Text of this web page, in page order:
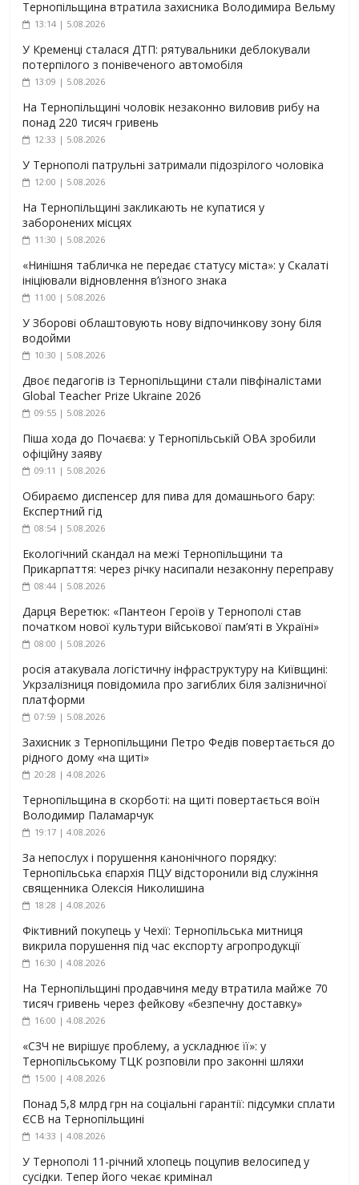
Тернопільщина втратила захисника Володимира Вельму
13:14 | 5.08.2026
У Кременці сталася ДТП: рятувальники деблокували
потерпілого з понівеченого автомобіля
13:09 | 5.08.2026
На Тернопільщині чоловік незаконно виловив рибу на
понад 220 тисяч гривень
12:33 | 5.08.2026
У Тернополі патрульні затримали підозрілого чоловіка
12:00 | 5.08.2026
На Тернопільщині закликають не купатися у
заборонених місцях
11:30 | 5.08.2026
«Нинішня табличка не передає статусу міста»: у Скалаті
ініціювали відновлення в’їзного знака
11:00 | 5.08.2026
У Зборові облаштовують нову відпочинкову зону біля
водойми
10:30 | 5.08.2026
Двоє педагогів із Тернопільщини стали півфіналістами
Global Teacher Prize Ukraine 2026
09:55 | 5.08.2026
Піша хода до Почаєва: у Тернопільській ОВА зробили
офіційну заяву
09:11 | 5.08.2026
Обираємо диспенсер для пива для домашнього бару:
Експертний гід
08:54 | 5.08.2026
Екологічний скандал на межі Тернопільщини та
Прикарпаття: через річку насипали незаконну переправу
08:44 | 5.08.2026
Дарця Веретюк: «Пантеон Героїв у Тернополі став
початком нової культури військової пам’яті в Україні»
08:00 | 5.08.2026
росія атакувала логістичну інфраструктуру на Київщині:
Укрзалізниця повідомила про загиблих біля залізничної
платформи
07:59 | 5.08.2026
Захисник з Тернопільщини Петро Федів повертається до
рідного дому «на щиті»
20:28 | 4.08.2026
Тернопільщина в скорботі: на щиті повертається воїн
Володимир Паламарчук
19:17 | 4.08.2026
За непослух і порушення канонічного порядку:
Тернопільська єпархія ПЦУ відсторонили від служіння
священника Олексія Николишина
18:28 | 4.08.2026
Фіктивний покупець у Чехії: Тернопільська митниця
викрила порушення під час експорту агропродукції
16:30 | 4.08.2026
На Тернопільщині продавчиня меду втратила майже 70
тисяч гривень через фейкову «безпечну доставку»
16:00 | 4.08.2026
«СЗЧ не вирішує проблему, а ускладнює її»: у
Тернопільському ТЦК розповіли про законні шляхи
15:00 | 4.08.2026
Понад 5,8 млрд грн на соціальні гарантії: підсумки сплати
ЄСВ на Тернопільщині
14:33 | 4.08.2026
У Тернополі 11-річний хлопець поцупив велосипед у
сусідки. Тепер його чекає кримінал